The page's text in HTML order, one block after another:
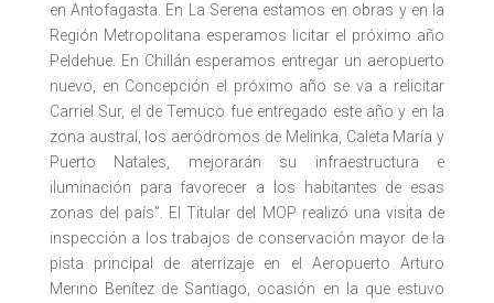
en Antofagasta. En La Serena estamos en obras y en la
Región Metropolitana esperamos licitar el próximo año
Peldehue. En Chillán esperamos entregar un aeropuerto
nuevo, en Concepción el próximo año se va a relicitar
Carriel Sur, el de Temuco fue entregado este año y en la
zona austral, los aeródromos de Melinka, Caleta María y
Puerto Natales, mejorarán su infraestructura e
iluminación para favorecer a los habitantes de esas
zonas del país”. El Titular del MOP realizó una visita de
inspección a los trabajos de conservación mayor de la
pista principal de aterrizaje en el Aeropuerto Arturo
Merino Benítez de Santiago, ocasión en la que estuvo